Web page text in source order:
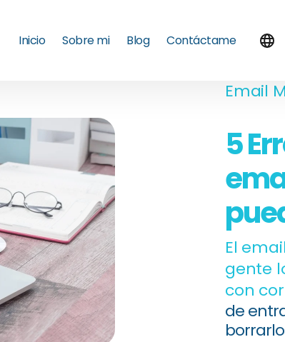
Inicio Sobre mi Blog Contáctame
Email
5
El
gente
con
de